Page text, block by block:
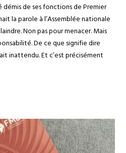
démis de ses fonctions de Premier
la parole à l’Assemblée nationale
Non pas pour menacer. Mais
De ce que signifie dire
inattendu. Et c’est précisément